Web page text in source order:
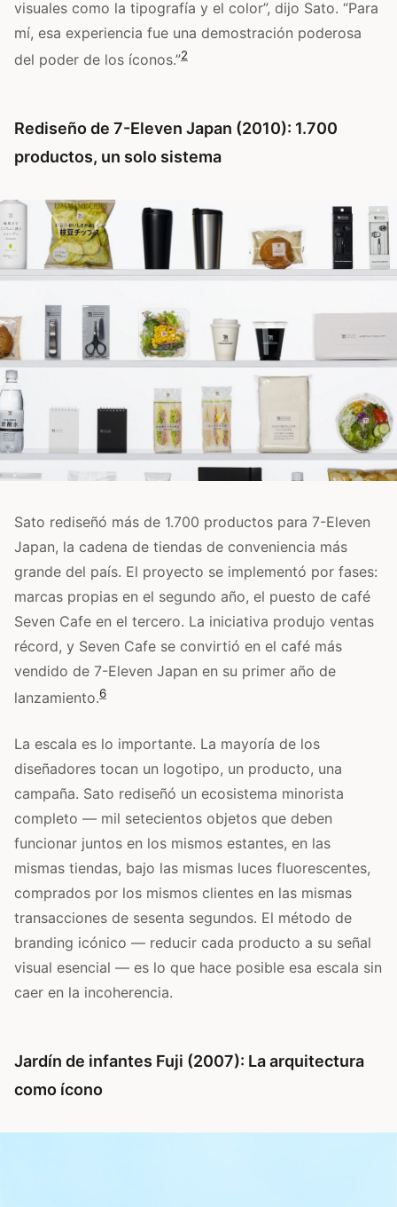
visuales como la tipografía y el color”, dijo Sato. “Para
mí, esa experiencia fue una demostración poderosa
del poder de los íconos.”2
Rediseño de 7-Eleven Japan (2010): 1.700
productos, un solo sistema
Sato rediseñó más de 1.700 productos para 7-Eleven
Japan, la cadena de tiendas de conveniencia más
grande del país. El proyecto se implementó por fases:
marcas propias en el segundo año, el puesto de café
Seven Cafe en el tercero. La iniciativa produjo ventas
récord, y Seven Cafe se convirtió en el café más
vendido de 7-Eleven Japan en su primer año de
lanzamiento.6
La escala es lo importante. La mayoría de los
diseñadores tocan un logotipo, un producto, una
campaña. Sato rediseñó un ecosistema minorista
completo — mil setecientos objetos que deben
funcionar juntos en los mismos estantes, en las
mismas tiendas, bajo las mismas luces fluorescentes,
comprados por los mismos clientes en las mismas
transacciones de sesenta segundos. El método de
branding icónico — reducir cada producto a su señal
visual esencial — es lo que hace posible esa escala sin
caer en la incoherencia.
Jardín de infantes Fuji (2007): La arquitectura
como ícono